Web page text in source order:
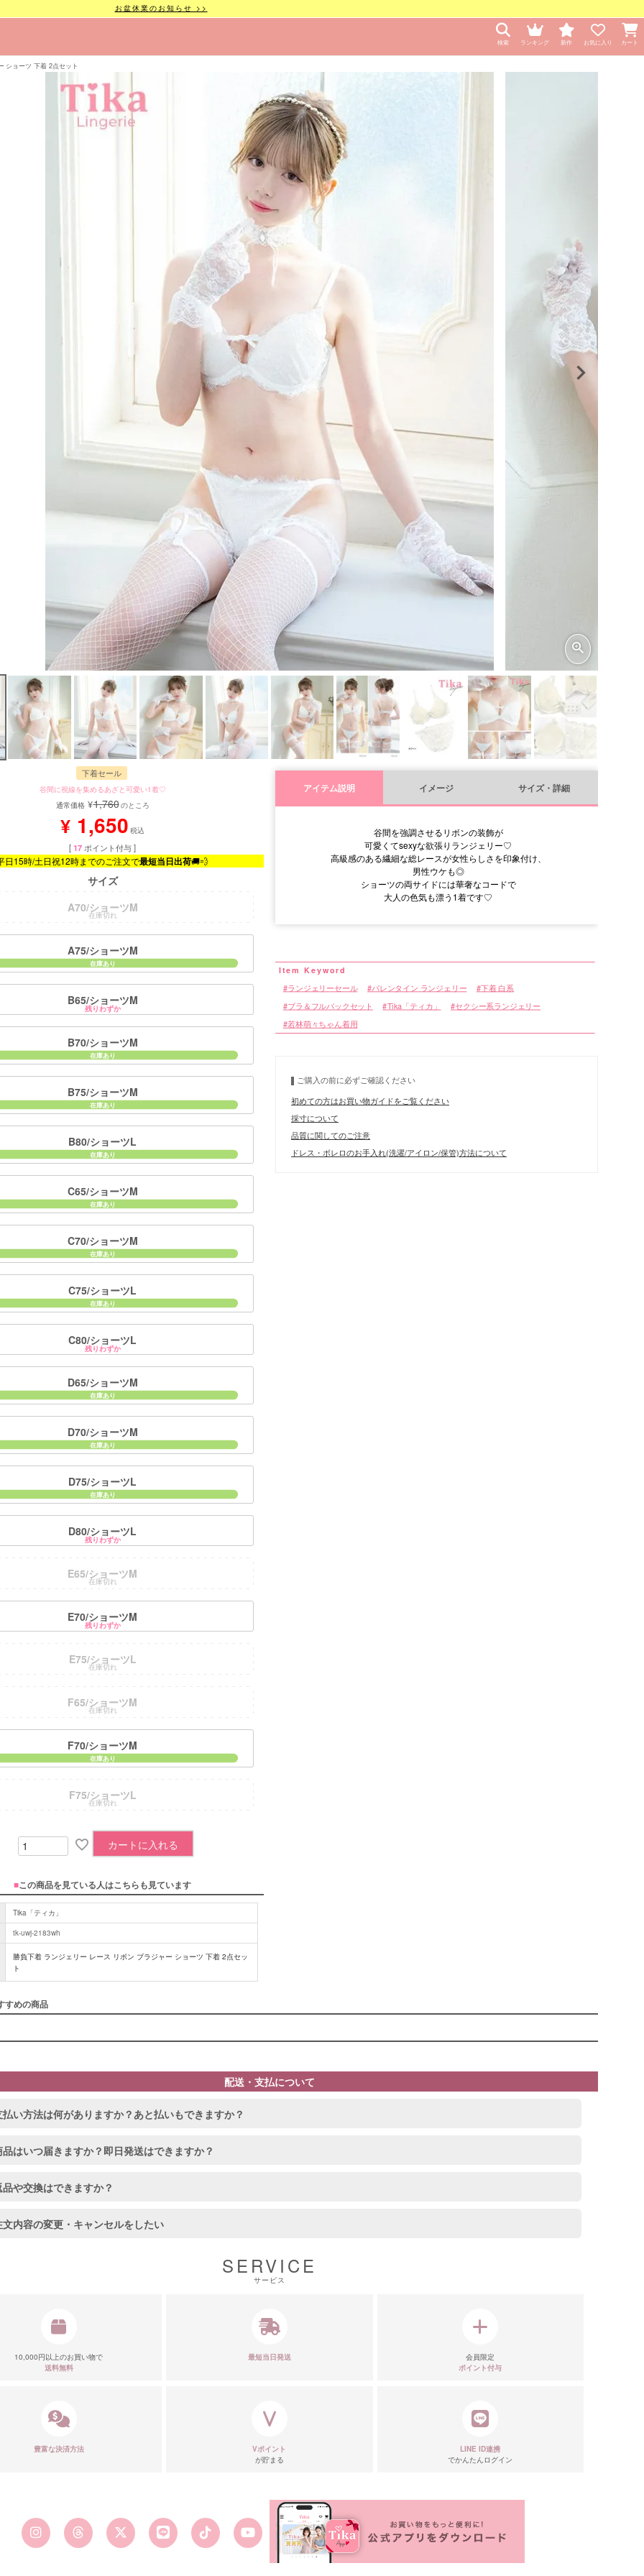
お盆休業のお知らせ >>
検索 ランキング 新作 お気に入り カート
ショーツ 下着 2点セット
下着セール
谷間に視線を集めるあざと可愛い1着♡
通常価格 ¥1,760のところ
¥ 1,650 税込
[17 ポイント付与 ]
日15時/土日祝12時までのご注文で最短当日出荷🚚💨
サイズ
A70/ショーツM
在庫切れ
A75/ショーツM
B65/ショーツM
残りわずか
B70/ショーツM
B75/ショーツM
B80/ショーツL
C65/ショーツM
C70/ショーツM
C75/ショーツL
C80/ショーツL
残りわずか
D65/ショーツM
D70/ショーツM
D75/ショーツL
D80/ショーツL
残りわずか
E65/ショーツM
在庫切れ
E70/ショーツM
残りわずか
E75/ショーツL
在庫切れ
F65/ショーツM
在庫切れ
F70/ショーツM
F75/ショーツL
在庫切れ
カートに入れる
■この商品を見ている人はこちらも見ています
Tika「ティカ」
tk-uwj-2183wh
勝負下着 ランジェリー レース リボン ブラジャー ショーツ 下着 2点セッ
ト
アイテム説明 イメージ サイズ・詳細
谷間を強調させるリボンの装飾が
可愛くてsexyな欲張りランジェリー♡
高級感のある繊細な総レースが女性らしさを印象付け、
男性ウケも◎
ショーツの両サイドには華奢なコードで
大人の色気も漂う1着です♡
■サイズ
ランジェリーセール バレンタイン ランジェリー 下着 白系
ブラ＆フルバックセット Tika「ティカ」 セクシー系ランジェリー
若林萌々ちゃん着用
ご購入の前に必ずご確認ください
初めての方はお買い物ガイドをご覧ください
採寸について
品質に関してのご注意
ドレス・ボレロのお手入れ(洗濯/アイロン/保管)方法について
すめの商品
配送・支払について
払い方法は何がありますか？あと払いもできますか？
品はいつ届きますか？即日発送はできますか？
品や交換はできますか？
文内容の変更・キャンセルをしたい
SERVICE
サービス
10,000円以上のお買い物で
送料無料
最短当日発送
会員限定
ポイント付与
豊富な決済方法
Vポイント
が貯まる
LINE ID連携
でかんたんログイン